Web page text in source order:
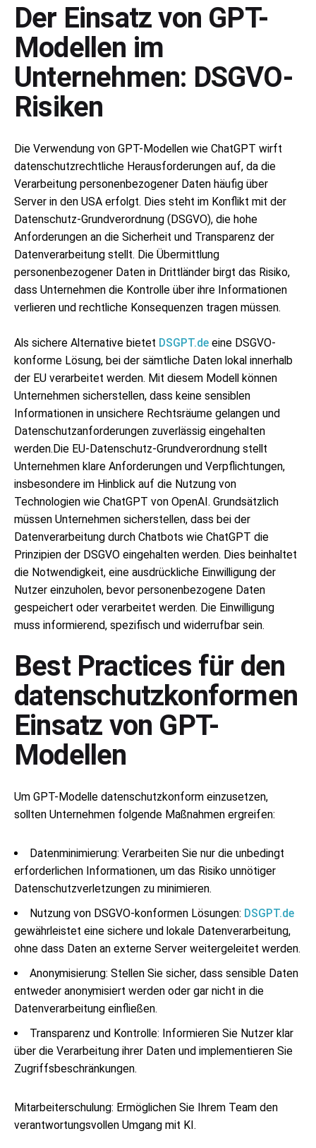
Der Einsatz von GPT-
Modellen im
Unternehmen: DSGVO-
Risiken
Die Verwendung von GPT-Modellen wie ChatGPT wirft
datenschutzrechtliche Herausforderungen auf, da die
Verarbeitung personenbezogener Daten häufig über
Server in den USA erfolgt. Dies steht im Konflikt mit der
Datenschutz-Grundverordnung (DSGVO), die hohe
Anforderungen an die Sicherheit und Transparenz der
Datenverarbeitung stellt. Die Übermittlung
personenbezogener Daten in Drittländer birgt das Risiko,
dass Unternehmen die Kontrolle über ihre Informationen
verlieren und rechtliche Konsequenzen tragen müssen.
Als sichere Alternative bietet DSGPT.de eine DSGVO-
konforme Lösung, bei der sämtliche Daten lokal innerhalb
der EU verarbeitet werden. Mit diesem Modell können
Unternehmen sicherstellen, dass keine sensiblen
Informationen in unsichere Rechtsräume gelangen und
Datenschutzanforderungen zuverlässig eingehalten
werden.Die EU-Datenschutz-Grundverordnung stellt
Unternehmen klare Anforderungen und Verpflichtungen,
insbesondere im Hinblick auf die Nutzung von
Technologien wie ChatGPT von OpenAI. Grundsätzlich
müssen Unternehmen sicherstellen, dass bei der
Datenverarbeitung durch Chatbots wie ChatGPT die
Prinzipien der DSGVO eingehalten werden. Dies beinhaltet
die Notwendigkeit, eine ausdrückliche Einwilligung der
Nutzer einzuholen, bevor personenbezogene Daten
gespeichert oder verarbeitet werden. Die Einwilligung
muss informierend, spezifisch und widerrufbar sein.
Best Practices für den
datenschutzkonformen
Einsatz von GPT-
Modellen
Um GPT-Modelle datenschutzkonform einzusetzen,
sollten Unternehmen folgende Maßnahmen ergreifen:
Datenminimierung: Verarbeiten Sie nur die unbedingt
erforderlichen Informationen, um das Risiko unnötiger
Datenschutzverletzungen zu minimieren.
Nutzung von DSGVO-konformen Lösungen: DSGPT.de
gewährleistet eine sichere und lokale Datenverarbeitung,
ohne dass Daten an externe Server weitergeleitet werden.
Anonymisierung: Stellen Sie sicher, dass sensible Daten
entweder anonymisiert werden oder gar nicht in die
Datenverarbeitung einfließen.
Transparenz und Kontrolle: Informieren Sie Nutzer klar
über die Verarbeitung ihrer Daten und implementieren Sie
Zugriffsbeschränkungen.
Mitarbeiterschulung: Ermöglichen Sie Ihrem Team den
verantwortungsvollen Umgang mit KI.